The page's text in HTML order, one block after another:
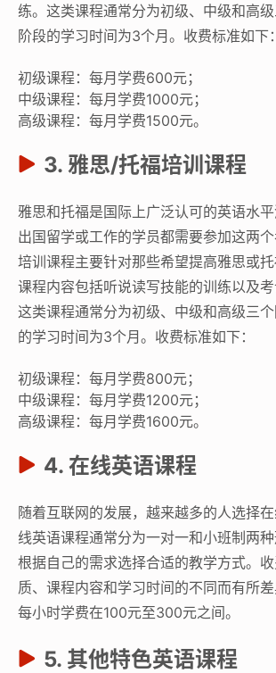
练。这类课程通常分为初级、中级和高
阶段的学习时间为3个月。收费标准如下：
初级课程：每月学费600元；
中级课程：每月学费1000元；
高级课程：每月学费1500元。
3. 雅思/托福培训课程
雅思和托福是国际上广泛认可的英语水
出国留学或工作的学员都需要参加这两
培训课程主要针对那些希望提高雅思或托
课程内容包括听说读写技能的训练以及考
这类课程通常分为初级、中级和高级三
的学习时间为3个月。收费标准如下：
初级课程：每月学费800元；
中级课程：每月学费1200元；
高级课程：每月学费1600元。
4. 在线英语课程
随着互联网的发展，越来越多的人选择
线英语课程通常分为一对一和小班制两
根据自己的需求选择合适的教学方式。
质、课程内容和学习时间的不同而有所差
每小时学费在100元至300元之间。
5. 其他特色英语课程